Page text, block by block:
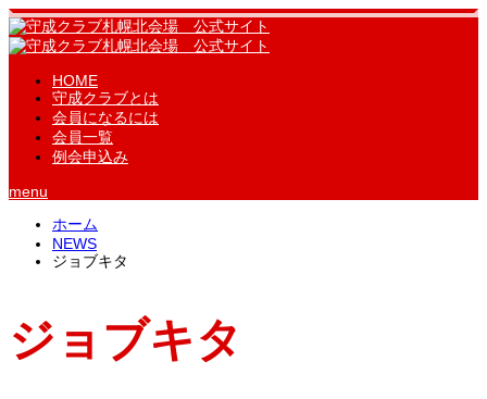
HOME
守成クラブとは
会員になるには
会員一覧
例会申込み
menu
ホーム
NEWS
ジョブキタ
ジョブキタ